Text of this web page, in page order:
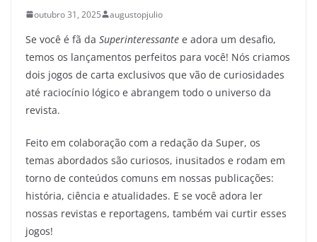
outubro 31, 2025 augustopjulio
Se você é fã da Superinteressante e adora um desafio,
temos os lançamentos perfeitos para você! Nós criamos
dois jogos de carta exclusivos que vão de curiosidades
até raciocínio lógico e abrangem todo o universo da
revista.
Feito em colaboração com a redação da Super, os
temas abordados são curiosos, inusitados e rodam em
torno de conteúdos comuns em nossas publicações:
história, ciência e atualidades. E se você adora ler
nossas revistas e reportagens, também vai curtir esses
jogos!